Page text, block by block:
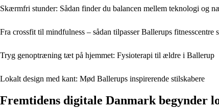
Skærmfri stunder: Sådan finder du balancen mellem teknologi og
Fra crossfit til mindfulness – sådan tilpasser Ballerups fitnesscentre
Tryg genoptræning tæt på hjemmet: Fysioterapi til ældre i Ballerup
Lokalt design med kant: Mød Ballerups inspirerende stilskabere
Fremtidens digitale Danmark begynder